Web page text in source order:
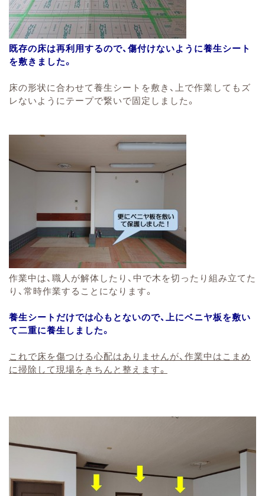
既存の床は再利用するので、傷付けないように養生シート
を敷きました。
床の形状に合わせて養生シートを敷き、上で作業してもズ
レないようにテープで繋いで固定しました。
作業中は、職人が解体したり、中で木を切ったり組み立てた
り、常時作業することになります。
養生シートだけでは心もとないので、上にベニヤ板を敷い
て二重に養生しました。
これで床を傷つける心配はありませんが、作業中はこまめ
に掃除して現場をきちんと整えます。